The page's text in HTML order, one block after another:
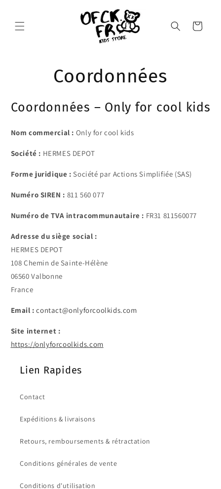
au
contenu
Panier
Coordonnées
Coordonnées – Only for cool kids
Nom commercial : Only for cool kids
Société : HERMES DEPOT
Forme juridique : Société par Actions Simplifiée (SAS)
Numéro SIREN : 811 560 077
Numéro de TVA intracommunautaire : FR31 811560077
Adresse du siège social :
HERMES DEPOT
108 Chemin de Sainte-Hélène
06560 Valbonne
France
Email : contact@onlyforcoolkids.com
Site internet :
https://onlyforcoolkids.com
Lien Rapides
Contact
Expéditions & livraisons
Retours, remboursements & rétractation
Conditions générales de vente
Conditions d'utilisation